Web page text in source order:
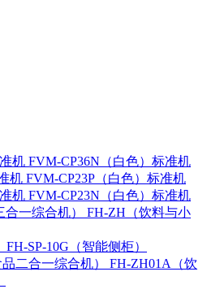
FVM-CP36N（白色）标准机
FVM-CP23P（白色）标准机
FVM-CP23N（白色）标准机
FH-ZH（饮料与小
FH-SP-10G（智能侧柜）
FH-ZH01A（饮